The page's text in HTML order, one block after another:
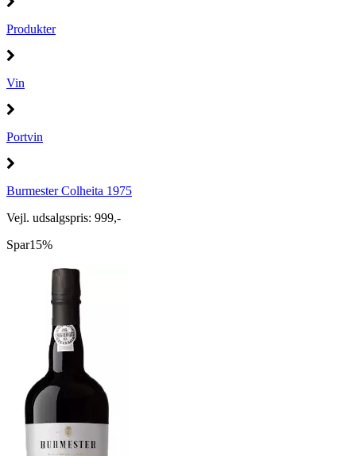
Produkter
Vin
Portvin
Burmester Colheita 1975
Vejl. udsalgspris: 999,-
Spar15%